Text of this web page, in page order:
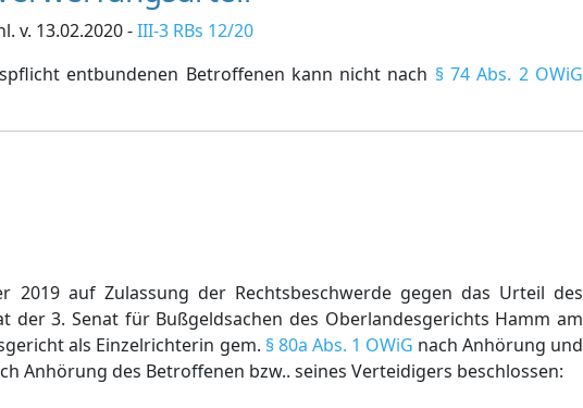
v. 13.02.2020 -III-3 RBs 12/20
entbundenen Betroffenen kann nicht nach § 74 Abs. 2 OWiG
auf Zulassung der Rechtsbeschwerde gegen das Urteil des
der 3. Senat für Bußgeldsachen des Oberlandesgerichts Hamm am
als Einzelrichterin gem. § 80a Abs. 1 OWiG nach Anhörung und
Anhörung des Betroffenen bzw.. seines Verteidigers beschlossen: